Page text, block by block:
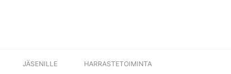
JÄSENILLE HARRASTETOIMINTA